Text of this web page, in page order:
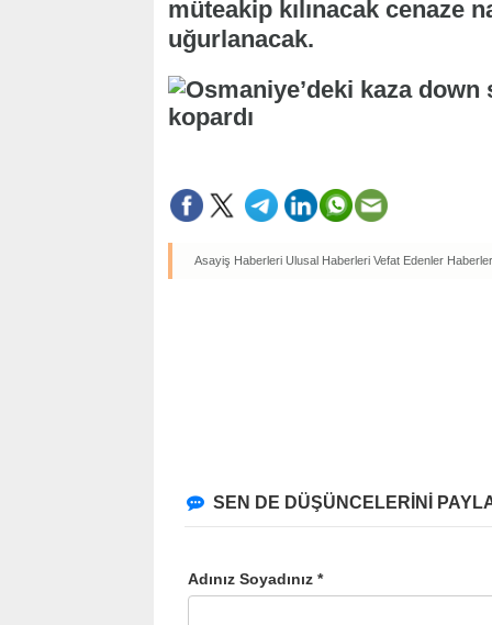
müteakip kılınacak cenaze
uğurlanacak.
Asayiş Haberleri Ulusal Haberleri Vefat Edenler
SEN DE DÜŞÜNCELERİNİ
Adınız Soyadınız *